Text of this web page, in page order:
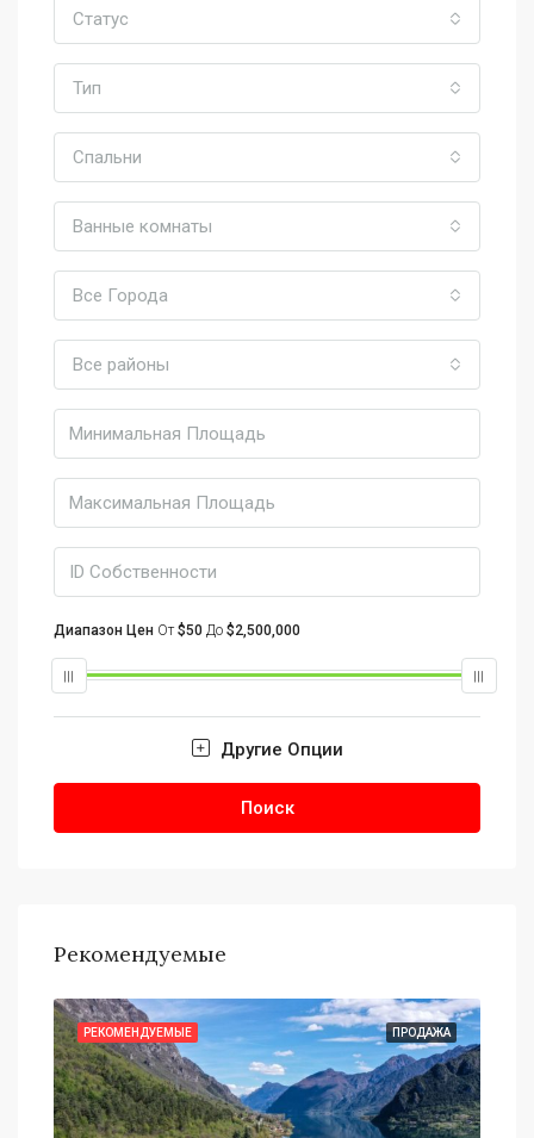
Статус
Тип
Спальни
Ванные комнаты
Все Города
Все районы
Диапазон Цен От$50 До $2,500,000
Другие Опции
Поиск
Рекомендуемые
ПРОДАЖА
РЕКОМЕНДУЕМЫЕ